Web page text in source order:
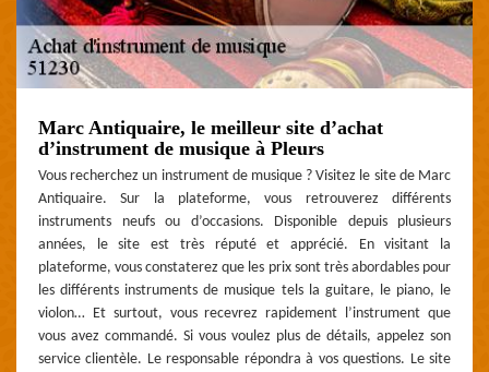
Marc Antiquaire, le meilleur site d’achat
d’instrument de musique à Pleurs
Vous recherchez un instrument de musique ? Visitez le site de Marc
Antiquaire. Sur la plateforme, vous retrouverez différents
instruments neufs ou d’occasions. Disponible depuis plusieurs
années, le site est très réputé et apprécié. En visitant la
plateforme, vous constaterez que les prix sont très abordables pour
les différents instruments de musique tels la guitare, le piano, le
violon… Et surtout, vous recevrez rapidement l’instrument que
vous avez commandé. Si vous voulez plus de détails, appelez son
service clientèle. Le responsable répondra à vos questions. Le site